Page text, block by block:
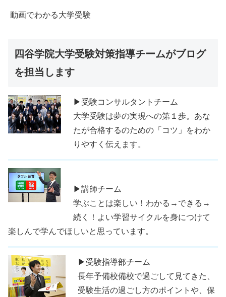
動画でわかる大学受験
四谷学院大学受験対策指導チームがブログ
を担当します
▶受験コンサルタントチーム
大学受験は夢の実現への第１歩。あな
たが合格するのための「コツ」をわか
りやすく伝えます。
▶講師チーム
学ぶことは楽しい！わかる→できる→
続く！よい学習サイクルを身につけて
楽しんで学んでほしいと思っています。
▶受験指導部チーム
長年予備校備校で過ごして見てきた、
受験生活の過ごし方のポイントや、保